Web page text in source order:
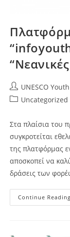
Post
author:
UNESCO
PostUncategorized
Στα πλαίσια του
συγκροτείται
της πλατφόρμας
αποσκοπεί να
δράσεις των
Continue Reading